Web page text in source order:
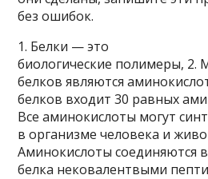
без ошибок.
1. Белки — это
биологические полимеры,
белков являются
белков входит 30 равных
Все амино­кислоты могут
в организме человека и
Аминокислоты соединяются
белка нековалентвыми